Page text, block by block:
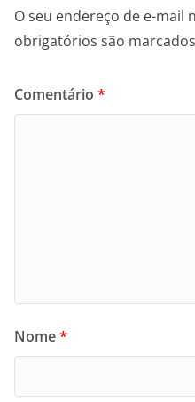
O seu endereço de e-mail
obrigatórios são
Comentário *
Nome*